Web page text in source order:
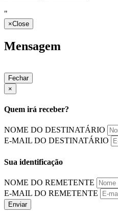
"
×Close
Mensagem
Fechar
×
Quem irá receber?
NOME DO DESTINATÁRIO
E-MAIL DO DESTINATÁRIO
Sua identificação
NOME DO REMETENTE
E-MAIL DO REMETENTE
Enviar